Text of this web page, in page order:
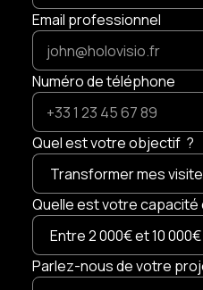
Email professionnel
Numéro de téléphone
Quel est votre objectif ?
Quelle est votre
Parlez-nous de votre